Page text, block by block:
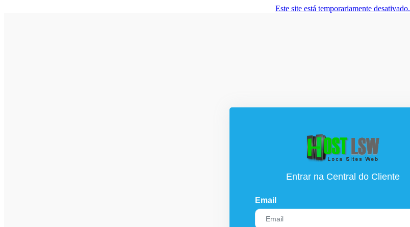
Este site está temporariamente desativado.